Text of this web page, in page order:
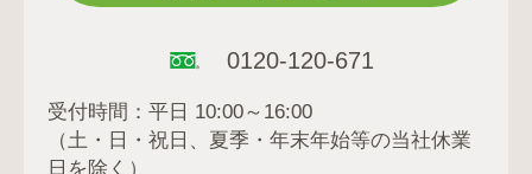
0120-120-671
受付時間：平日 10:00～16:00
（土・日・祝日、夏季・年末年始等の当社休業
日を除く）